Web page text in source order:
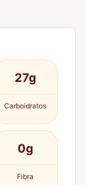
27g
Carboidratos
0g
Fibra